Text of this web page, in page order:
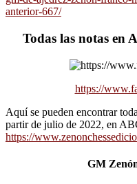
anterior-667/
Todas las notas en
https://
Aquí se pueden encontrar
partir de julio de 2022, en
https://
GM